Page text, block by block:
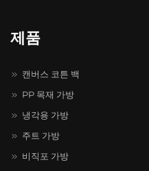
제품
캔버스 코튼 백
PP 목재 가방
냉각용 가방
주트 가방
비직포 가방